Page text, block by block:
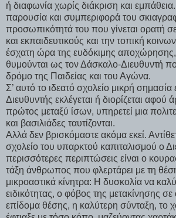
ή διαφωνία χωρίς διάκριση και
παρουσία και συμπεριφορά του
προσωπικότητά του που γίνεται ορατή
και εκπαιδευτικούς και την τοπική
έσχατη ώρα της ευδόκιμης αποχώρησης,
θυμούνται ως τον Δάσκαλο-Διευθυντή
δρόμο της Παιδείας και του Αγώνα.
Σ’ αυτό το ιδεατό σχολείο μικρή σημασία
Διευθυντής εκλέγεται ή διορίζεται αφού
πρώτος μεταξύ ίσων, υπηρετεί μια
και βασιλιάδες ταυτίζονται.
Αλλά δεν βρισκόμαστε ακόμα εκεί.
σχολείο του υπαρκτού καπιταλισμού ο
περισσότερες περιπτώσεις είναι ο
τάξη άνθρωπος που φλερτάρει με τη
μικροαστικά κίνητρα: Η δυσκολία να
ειδικότητας, ο φόβος της μετακίνησης
επίδομα θέσης, η καλύτερη σύνταξη, το